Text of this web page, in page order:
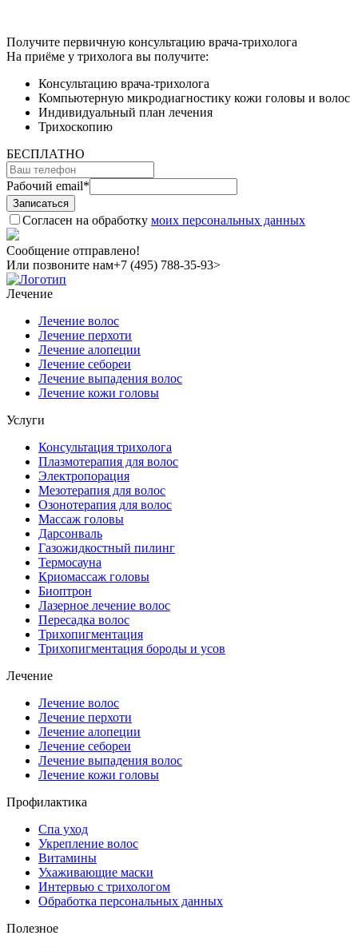
Получите первичную консультацию врача-трихолога
На приёме у трихолога вы получите:
Консультацию врача-трихолога
Компьютерную микродиагностику кожи головы и волос
Индивидуальный план лечения
Трихоскопию
БЕСПЛАТНО
Рабочий email*
Согласен на обработку моих персональных данных
Сообщение отправлено!
Или позвоните нам+7 (495) 788-35-93>
Лечение
Лечение волос
Лечение перхоти
Лечение алопеции
Лечение себореи
Лечение выпадения волос
Лечение кожи головы
Услуги
Консультация трихолога
Плазмотерапия для волос
Электропорация
Мезотерапия для волос
Озонотерапия для волос
Массаж головы
Дарсонваль
Газожидкостный пилинг
Термосауна
Криомассаж головы
Биоптрон
Лазерное лечение волос
Пересадка волос
Трихопигментация
Трихопигментация бороды и усов
Лечение
Лечение волос
Лечение перхоти
Лечение алопеции
Лечение себореи
Лечение выпадения волос
Лечение кожи головы
Профилактика
Спа уход
Укрепление волос
Витамины
Ухаживающие маски
Интервью с трихологом
Обработка персональных данных
Полезное